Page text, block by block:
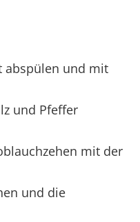
abspülen und mit
und Pfeffer
mit der
und die